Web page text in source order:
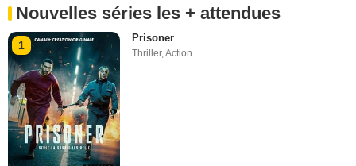
Nouvelles séries les + attendues
1
Prisoner
Thriller,Action